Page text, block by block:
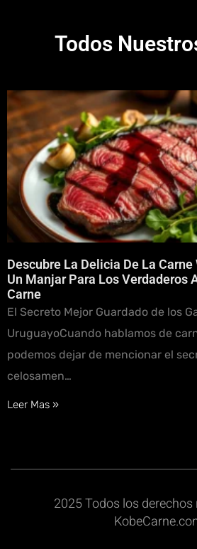
Todos
Descubre La Delicia De La Carne
Un Manjar Para Los Verdaderos
Carne
El Secreto Mejor Guardado de los
UruguayoCuando hablamos de
podemos dejar de mencionar el
celosamen…
Leer Mas »
2025 Todos los